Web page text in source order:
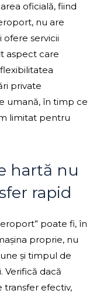
oficială, fiind
nu are
servicii
aspect care
private
umană, în timp ce
limitat pentru
hartă nu
rapid
poate fi, în
proprie, nu
și timpul de
Verifică dacă
efectiv,